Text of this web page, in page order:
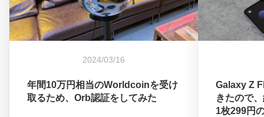
2024/03/16
年間10万円相当のWorldcoinを受け
取るため、Orb認証をしてみた
Galaxy Z
きたので
1枚299円